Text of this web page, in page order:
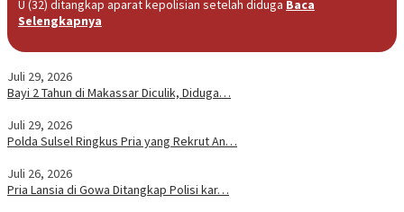
U (32) ditangkap aparat kepolisian setelah diduga Baca
Selengkapnya
Juli 29, 2026
Bayi 2 Tahun di Makassar Diculik, Diduga…
Juli 29, 2026
Polda Sulsel Ringkus Pria yang Rekrut An…
Juli 26, 2026
Pria Lansia di Gowa Ditangkap Polisi kar…